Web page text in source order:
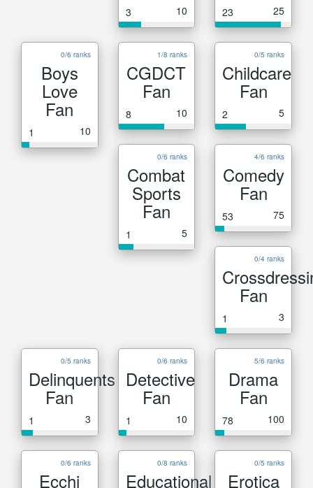
3 10 23 25
0/6 ranks
Boys
Love
Fan
1 10
1/8 ranks
CGDCT
Fan
8 10
0/5 ranks
Childcare
Fan
2 5
0/6 ranks
Combat
Sports
Fan
1 5
4/6 ranks
Comedy
Fan
53 75
0/4 ranks
Fan
1 3
0/5 ranks
Delinquents
Fan
1 3
0/6 ranks
Detective
Fan
1 10
5/6 ranks
Drama
Fan
78 100
0/6 ranks
Ecchi
0/8 ranks
Educational
0/5 ranks
Erotica